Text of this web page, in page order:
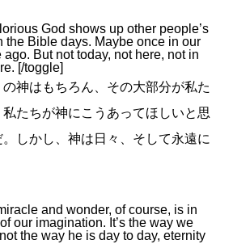
God shows up other people’s
the Bible days. Maybe once in our
ago. But not today, not here, not in
[/toggle]
の神はもちろん、その大部分が私た
たちが神にこうあってほしいと思
しかし、神は日々、そして永遠に
and wonder, of course, is in
our imagination. It’s the way we
the way he is day to day, eternity